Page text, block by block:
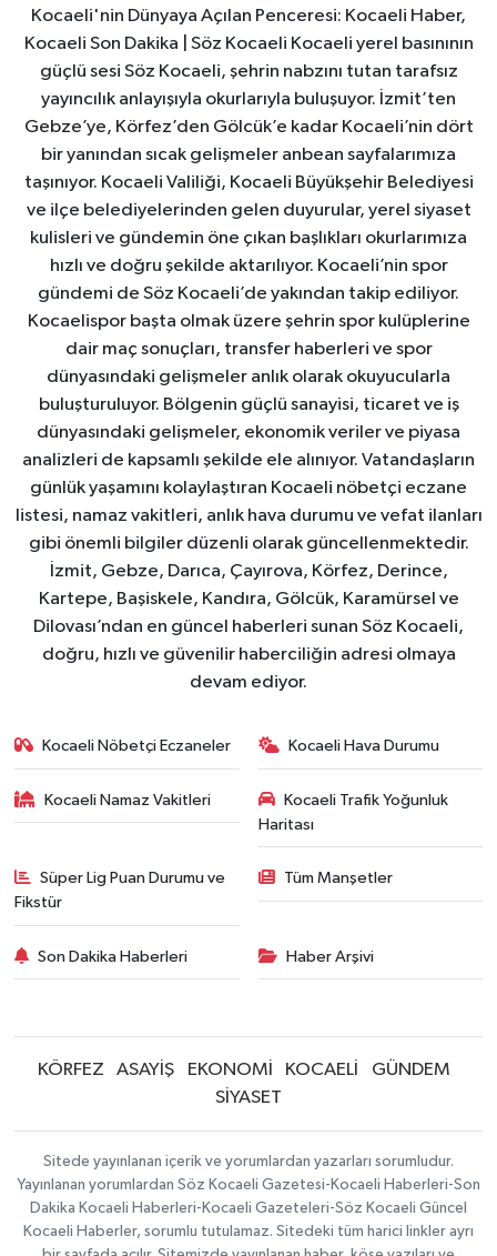
Kocaeli'nin Dünyaya Açılan Penceresi: Kocaeli Haber,
Kocaeli Son Dakika | Söz Kocaeli Kocaeli yerel basınının
güçlü sesi Söz Kocaeli, şehrin nabzını tutan tarafsız
yayıncılık anlayışıyla okurlarıyla buluşuyor. İzmit’ten
Gebze’ye, Körfez’den Gölcük’e kadar Kocaeli’nin dört
bir yanından sıcak gelişmeler anbean sayfalarımıza
taşınıyor. Kocaeli Valiliği, Kocaeli Büyükşehir Belediyesi
ve ilçe belediyelerinden gelen duyurular, yerel siyaset
kulisleri ve gündemin öne çıkan başlıkları okurlarımıza
hızlı ve doğru şekilde aktarılıyor. Kocaeli’nin spor
gündemi de Söz Kocaeli’de yakından takip ediliyor.
Kocaelispor başta olmak üzere şehrin spor kulüplerine
dair maç sonuçları, transfer haberleri ve spor
dünyasındaki gelişmeler anlık olarak okuyucularla
buluşturuluyor. Bölgenin güçlü sanayisi, ticaret ve iş
dünyasındaki gelişmeler, ekonomik veriler ve piyasa
analizleri de kapsamlı şekilde ele alınıyor. Vatandaşların
günlük yaşamını kolaylaştıran Kocaeli nöbetçi eczane
listesi, namaz vakitleri, anlık hava durumu ve vefat ilanları
gibi önemli bilgiler düzenli olarak güncellenmektedir.
İzmit, Gebze, Darıca, Çayırova, Körfez, Derince,
Kartepe, Başiskele, Kandıra, Gölcük, Karamürsel ve
Dilovası’ndan en güncel haberleri sunan Söz Kocaeli,
doğru, hızlı ve güvenilir haberciliğin adresi olmaya
devam ediyor.
Kocaeli Nöbetçi Eczaneler Kocaeli Hava Durumu
Kocaeli Namaz Vakitleri
Kocaeli Trafik Yoğunluk
Haritası
Süper Lig Puan Durumu ve
Fikstür
Tüm Manşetler
Son Dakika Haberleri Haber Arşivi
KÖRFEZ ASAYİŞ EKONOMİ KOCAELİ
GÜNDEM
SİYASET
Sitede yayınlanan içerik ve yorumlardan yazarları sorumludur.
Yayınlanan yorumlardan Söz Kocaeli Gazetesi-Kocaeli Haberleri-Son
Dakika Kocaeli Haberleri-Kocaeli Gazeteleri-Söz Kocaeli Güncel
Kocaeli Haberler, sorumlu tutulamaz. Sitedeki tüm harici linkler ayrı